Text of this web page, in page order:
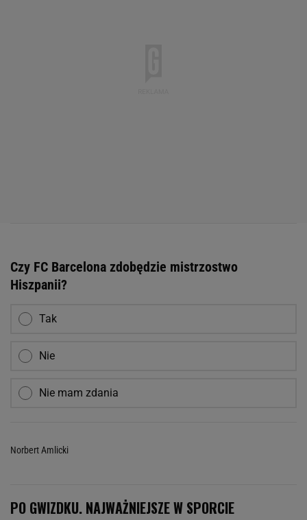
Czy FC Barcelona zdobędzie mistrzostwo
Hiszpanii?
Tak
Nie
Nie mam zdania
Norbert Amlicki